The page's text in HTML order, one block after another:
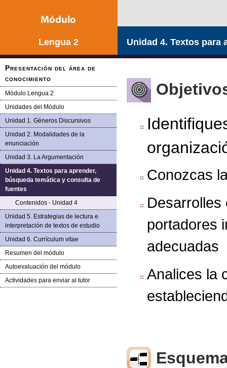
Lengua 2
Presentación del área de
conocimiento
Módulo Lengua 2
Unidades del Módulo
Unidad 1. Géneros Discursivos
Unidad 2. Modalidades de la
enunciación
Unidad 3. La Argumentación
Unidad 4. Textos para aprender,
búsqueda temática y consulta de
fuentes
Contenidos - Unidad 4
Unidad 5. Estrategias de lectura e
interpretación de textos de estudio
Unidad 6. Currículum vitae
Resumen del módulo
Autoevaluación del módulo
Actividades para enviar al tutor
Unidad 4. Textos para
Conozcas
Desarrolles
portadores
adecuadas
Analices la